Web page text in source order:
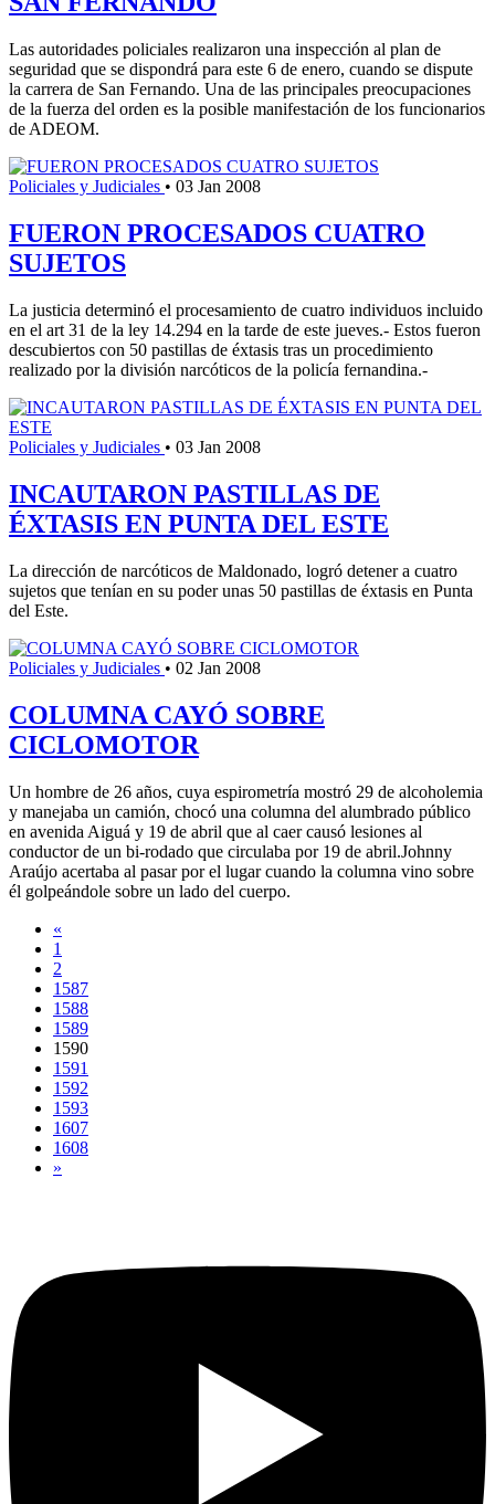
Las autoridades policiales realizaron una inspección al plan de
seguridad que se dispondrá para este 6 de enero, cuando se dispute
la carrera de San Fernando. Una de las principales preocupaciones
de la fuerza del orden es la posible manifestación de los funcionarios
de ADEOM.
Policiales y Judiciales • 03 Jan 2008
FUERON PROCESADOS CUATRO
SUJETOS
La justicia determinó el procesamiento de cuatro individuos incluido
en el art 31 de la ley 14.294 en la tarde de este jueves.- Estos fueron
descubiertos con 50 pastillas de éxtasis tras un procedimiento
realizado por la división narcóticos de la policía fernandina.-
Policiales y Judiciales • 03 Jan 2008
INCAUTARON PASTILLAS DE
ÉXTASIS EN PUNTA DEL ESTE
La dirección de narcóticos de Maldonado, logró detener a cuatro
sujetos que tenían en su poder unas 50 pastillas de éxtasis en Punta
del Este.
Policiales y Judiciales • 02 Jan 2008
COLUMNA CAYÓ SOBRE
CICLOMOTOR
Un hombre de 26 años, cuya espirometría mostró 29 de alcoholemia
y manejaba un camión, chocó una columna del alumbrado público
en avenida Aiguá y 19 de abril que al caer causó lesiones al
conductor de un bi-rodado que circulaba por 19 de abril.Johnny
Araújo acertaba al pasar por el lugar cuando la columna vino sobre
él golpeándole sobre un lado del cuerpo.
«
1
2
1587
1588
1589
1590
1591
1592
1593
1607
1608
»